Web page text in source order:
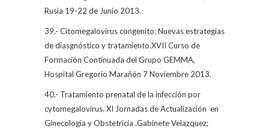
Rusia 19-22 de Junio 2013.
39.- Citomegalovirus congenito: Nuevas estrategias
de diasgnóstico y tratamiento.XVII Curso de
Formación Continuada del Grupo GEMMA,
Hospital Gregorio Marañón 7 Noviembre 2013.
40.- Tratamiento prenatal de la infección por
cytomegalovirus. XI Jornadas de Actualización en
Ginecología y Obstetricia .Gabinete Velazquez;